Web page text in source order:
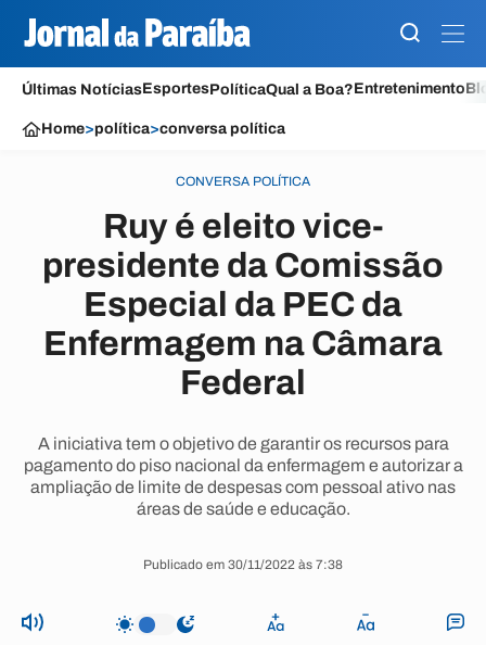
Últimas NotíciasEsportesPolíticaQual a Boa?Entretenimento
Home>política>conversa política
CONVERSA POLÍTICA
Ruy é eleito vice-
presidente da Comissão
Especial da PEC da
Enfermagem na Câmara
Federal
A iniciativa tem o objetivo de garantir os recursos para
pagamento do piso nacional da enfermagem e autorizar a
ampliação de limite de despesas com pessoal ativo nas
áreas de saúde e educação.
Publicado em 30/11/2022 às 7:38